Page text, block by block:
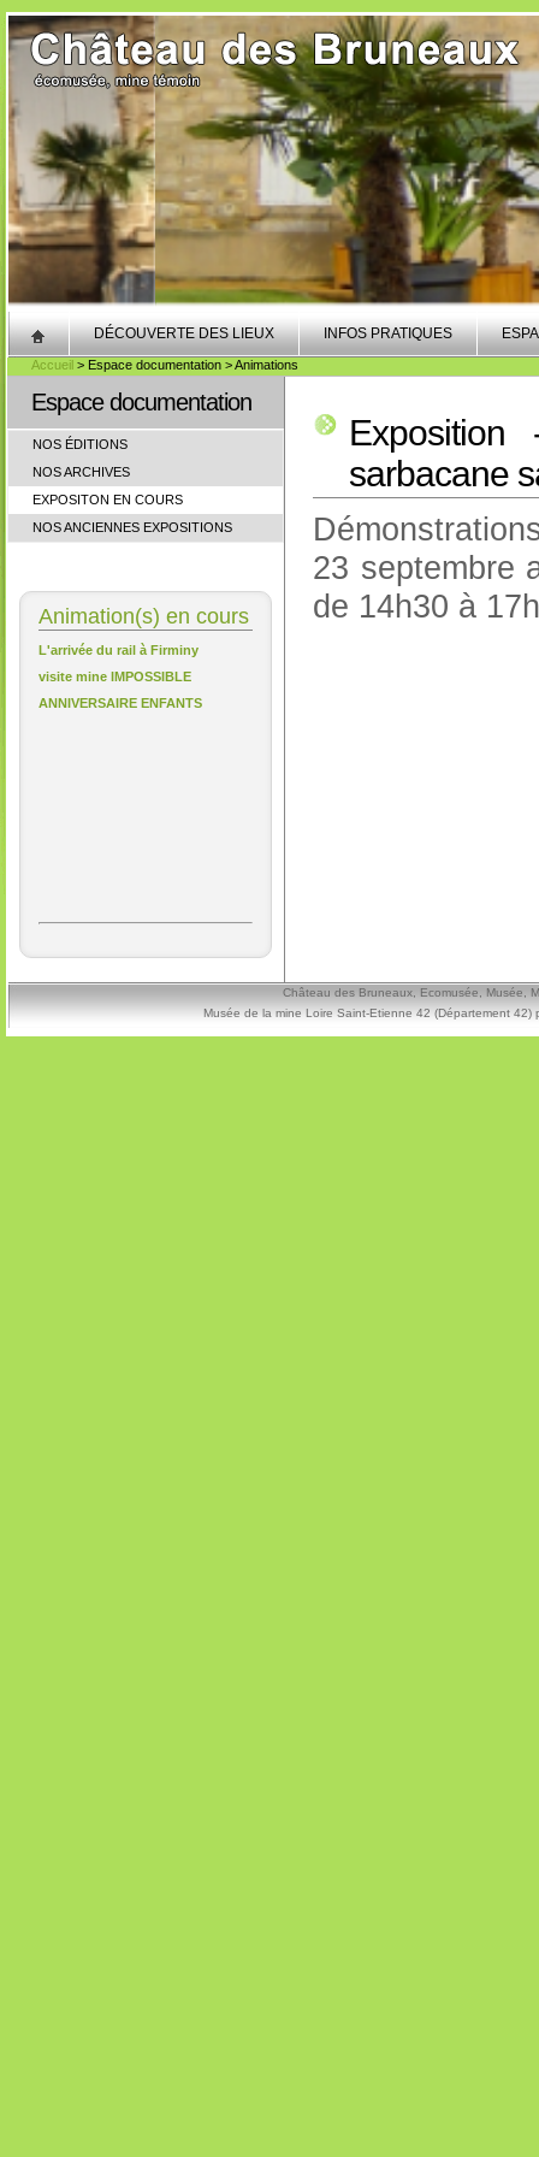
DÉCOUVERTE DES LIEUX INFOS PRATIQUES
Accueil > Espace documentation > Animations
Espace documentation
NOS ÉDITIONS
NOS ARCHIVES
EXPOSITON EN COURS
NOS ANCIENNES EXPOSITIONS
Animation(s) en cours
L'arrivée du rail à Firminy
visite mine IMPOSSIBLE
ANNIVERSAIRE ENFANTS
sarbacane
23 septembre
de 14h30 à
Château des Bruneaux, Ecomusée, Musée,
Musée de la mine Loire Saint-Etienne 42 (Département